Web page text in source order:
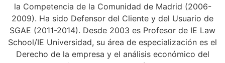
la Competencia de la Comunidad de Madrid (2006-
2009). Ha sido Defensor del Cliente y del Usuario de
SGAE (2011-2014). Desde 2003 es Profesor de IE Law
School/IE Universidad, su área de especialización es el
Derecho de la empresa y el análisis económico del